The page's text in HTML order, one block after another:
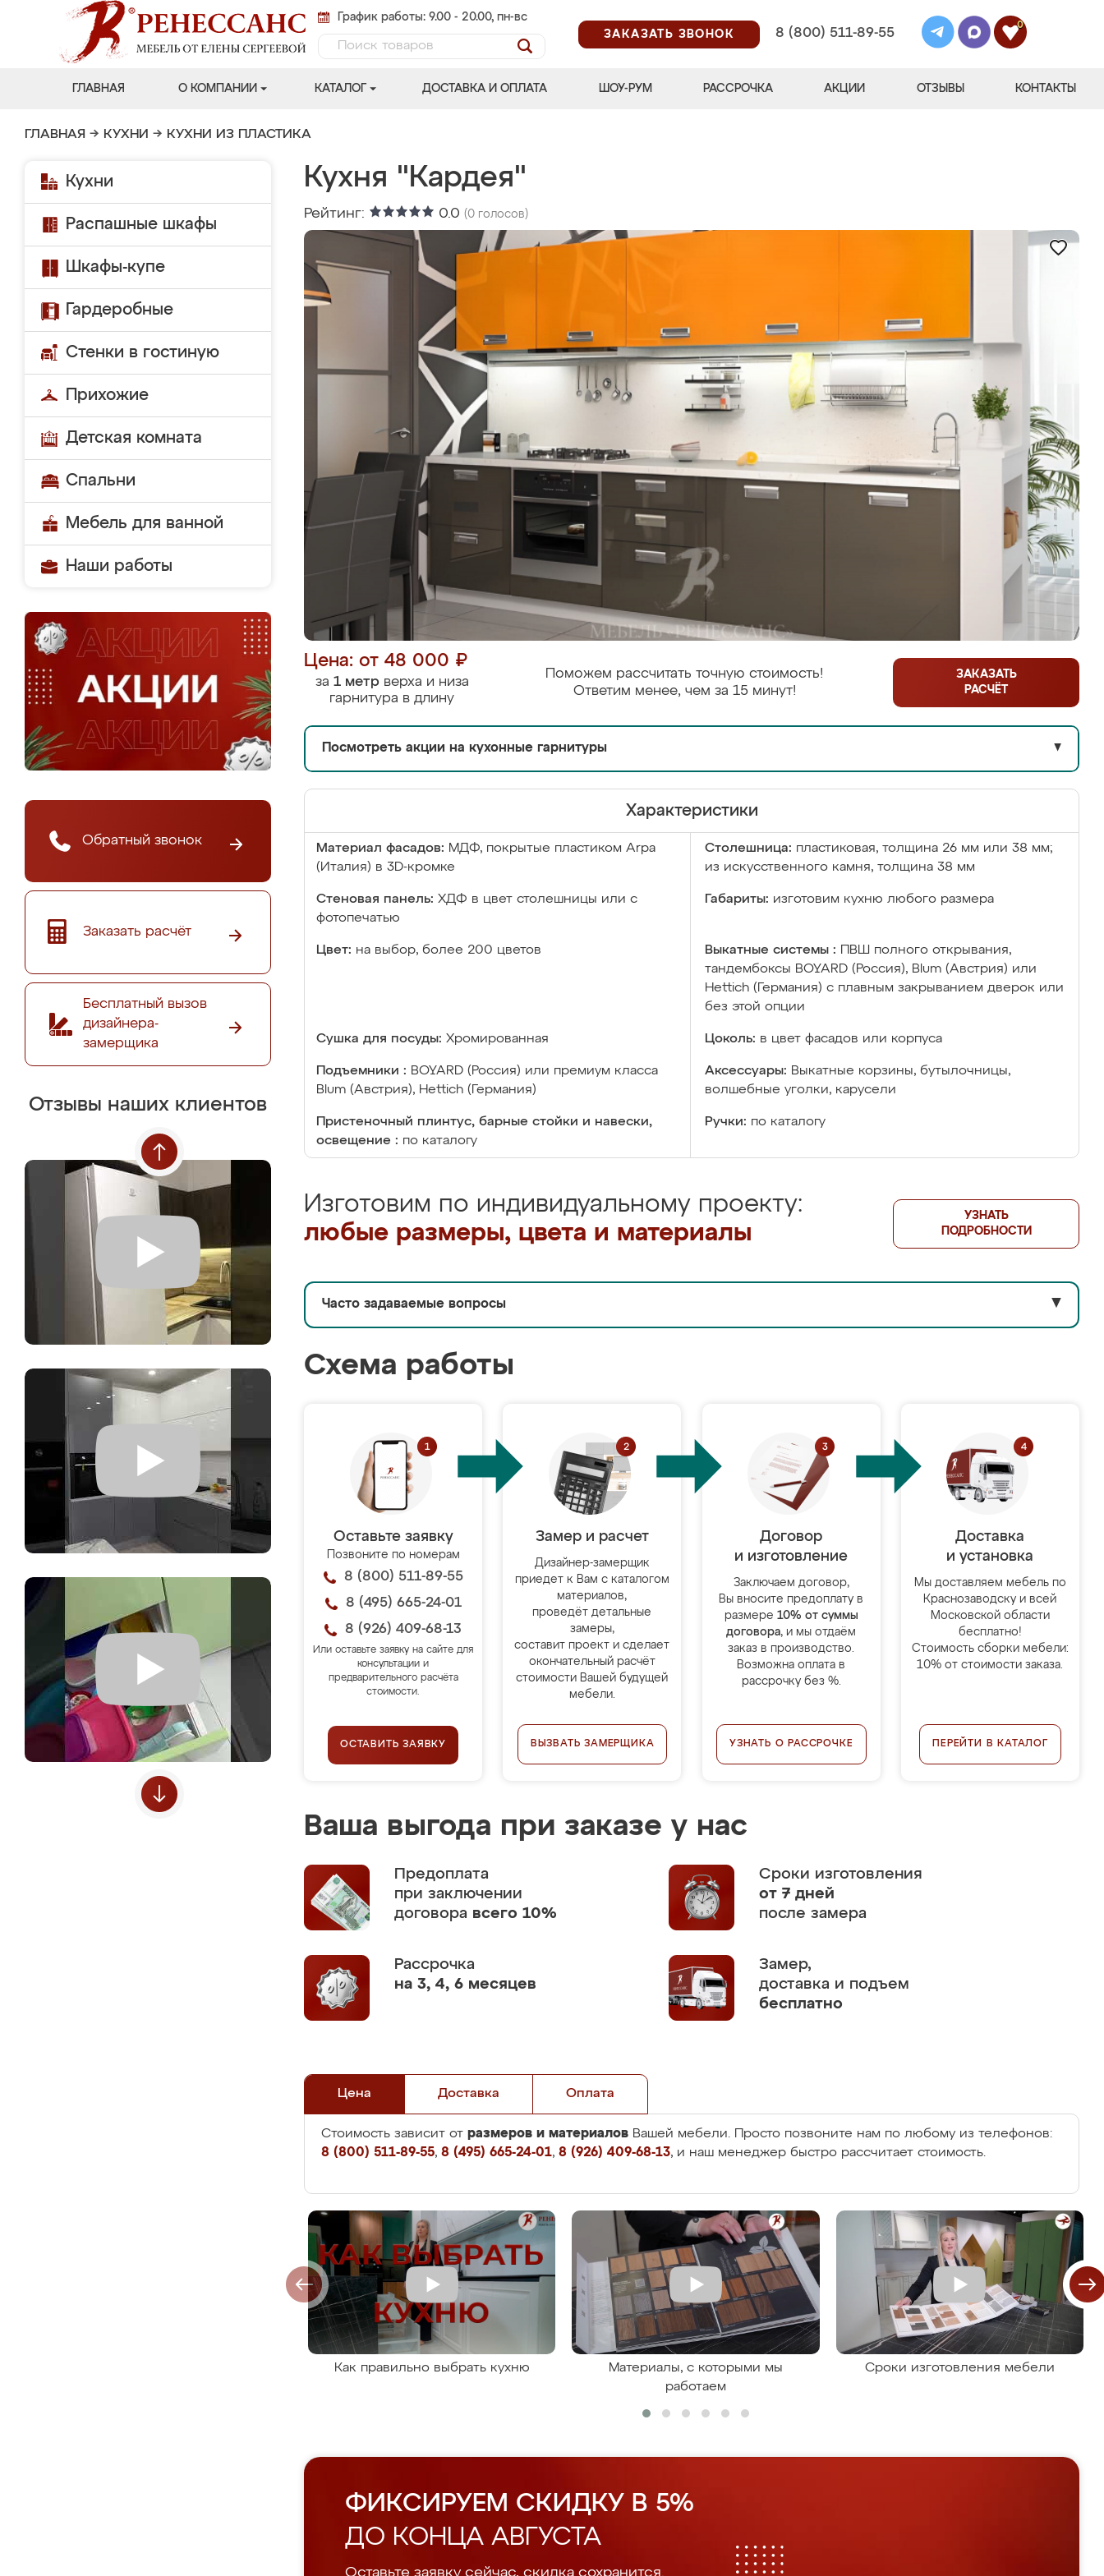
График работы: 9.00 - 20.00, пн-вс
ЗАКАЗАТЬ ЗВОНОК
8 (800) 511-89-55
0
ГЛАВНАЯ О КОМПАНИИ КАТАЛОГ ДОСТАВКА И ОПЛАТА ШОУ-РУМ РАССРОЧКА АКЦИИ ОТЗЫВЫ КОНТАКТЫ
ГЛАВНАЯ → КУХНИ → КУХНИ ИЗ ПЛАСТИКА
Кухни
Распашные шкафы
Шкафы-купе
Гардеробные
Стенки в гостиную
Прихожие
Детская комната
Спальни
Мебель для ванной
Наши работы
Обратный звонок
Заказать расчёт
Бесплатный вызов
дизайнера-
замерщика
Отзывы наших клиентов
Кухня "Кардея"
Рейтинг: 0.0 (0 голосов)
Цена: от 48 000 ₽
за 1 метрверха и низа
гарнитура в длину
Поможем рассчитать точную стоимость!
Ответим менее, чем за 15 минут!
ЗАКАЗАТЬ
РАСЧЁТ
Посмотреть акции на кухонные гарнитуры ▼
Характеристики
Материал фасадов: МДФ, покрытые пластиком Arpa
(Италия) в 3D-кромке
Столешница: пластиковая, толщина 26 мм или 38 мм;
из искусственного камня, толщина 38 мм
Стеновая панель: ХДФ в цвет столешницы или с
фотопечатью
Габариты: изготовим кухню любого размера
Цвет: на выбор, более 200 цветов Выкатные системы :
ПВШ полного открывания,
тандембоксы BOYARD (Россия), Blum (Австрия) или
Hettich (Германия) с плавным закрыванием дверок или
без этой опции
Сушка для посуды: Хромированная Цоколь: в цвет фасадов или корпуса
Подъемники : BOYARD (Россия) или премиум класса
Blum (Австрия), Hettich (Германия)
Аксессуары: Выкатные корзины, бутылочницы,
волшебные уголки, карусели
Пристеночный плинтус, барные стойки и навески,
освещение : по каталогу
Ручки: по каталогу
Изготовим по индивидуальному проекту:
любые размеры, цвета и материалы
УЗНАТЬ
ПОДРОБНОСТИ
Часто задаваемые вопросы ▼
Схема работы
Оставьте заявку
Позвоните по номерам
8 (800) 511-89-55
8 (495) 665-24-01
8 (926) 409-68-13
Или оставьте заявку на сайте для
консультации и
предварительного расчёта
стоимости.
ОСТАВИТЬ ЗАЯВКУ
Замер и расчет
Дизайнер-замерщик
приедет к Вам с каталогом
материалов,
проведёт детальные
замеры,
составит проект и сделает
окончательный расчёт
стоимости Вашей будущей
мебели.
ВЫЗВАТЬ ЗАМЕРЩИКА
Договор
и изготовление
Заключаем договор,
Вы вносите предоплату в
размере 10% от суммы
договора, и мы отдаём
заказ в производство.
Возможна оплата в
рассрочку без %.
УЗНАТЬ О РАССРОЧКЕ
Доставка
и установка
Мы доставляем мебель по
Краснозаводску и всей
Московской области
бесплатно!
Стоимость сборки мебели:
10% от стоимости заказа.
ПЕРЕЙТИ В КАТАЛОГ
Ваша выгода при заказе у нас
Предоплата
при заключении
договора всего 10%
Сроки изготовления
от 7 дней
после замера
Рассрочка
на 3, 4, 6 месяцев
Замер,
доставка и подъем
бесплатно
Цена Доставка Оплата
Стоимость зависит от размеров и материалов Вашей мебели. Просто позвоните нам по любому из телефонов:
8 (800) 511-89-55, 8 (495) 665-24-01, 8 (926) 409-68-13, и наш менеджер быстро рассчитает стоимость.
Как правильно выбрать кухню
Материалы, с которыми мы
работаем
Сроки изготовления мебели
ФИКСИРУЕМ СКИДКУ В 5%
ДО КОНЦА АВГУСТА
Оставьте заявку сейчас, скидка сохранится.